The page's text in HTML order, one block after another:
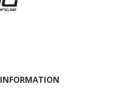
INFORMATION